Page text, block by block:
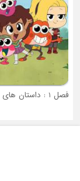
فصل 1 : داستان های کوچک چیبی